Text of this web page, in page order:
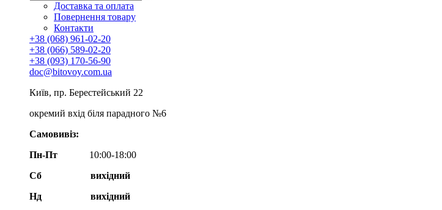
Доставка та оплата
Повернення товару
Контакти
+38 (068) 961-02-20
+38 (066) 589-02-20
+38 (093) 170-56-90
doc@bitovoy.com.ua
Київ, пр. Берестейський 22
окремий вхід біля парадного №6
Самовивіз:
Пн-Пт
10:00-18:00
Сб
вихідний
Нд
вихідний